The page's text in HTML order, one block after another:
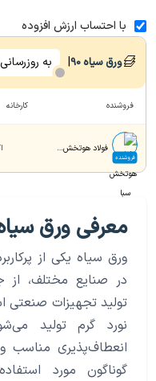
با احتساب ارزش افزوده
ورق سیاه90
| به
فروشنده کارخانه
فروشنده
فولاد هوتخش سبا
معرفی ورق
ورق سیاه یکی از
در صنایع مختلف، از
تولید تجهیزات صنعتی
نورد گرم تولید
انعطاف‌پذیری مناسب
گوناگون مورد